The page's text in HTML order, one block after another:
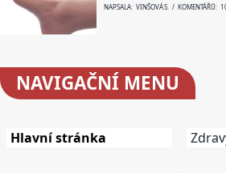
NAPSALA: VINŠOVÁ S. / KOMENTÁŘŮ:
NAVIGAČNÍ MENU
Hlavní stránka